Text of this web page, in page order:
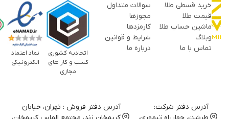
خرید قسطی طلا
قیمت طلا
ماشین حساب طلا
وبلاگ
تماس با ما
سوالات متداول
مجوزها
کارمزدها
شرایط و قوانین
درباره ما
اتحادیه کشوری
کسب و کار های
مجازی
نماد اعتماد
الکترونیکی
آدرس دفتر شرکت:
آدرس دفتر فروش : تهران، خیابان